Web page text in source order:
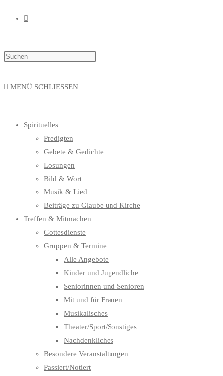
WEBSITE-
MENÜ SCHLIESSEN
Spirituelles
Predigten
Gebete & Gedichte
Losungen
Bild & Wort
Musik & Lied
Beiträge zu Glaube und Kirche
Treffen & Mitmachen
Gottesdienste
Gruppen & Termine
Alle Angebote
Kinder und Jugendliche
Seniorinnen und Senioren
Mit und für Frauen
Musikalisches
Theater/Sport/Sonstiges
Nachdenkliches
Besondere Veranstaltungen
Passiert/Notiert